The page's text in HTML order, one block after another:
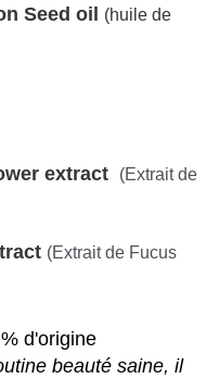
Seed oil
(huile de
extract
(Extrait de
(Extrait de Fucus
d'origine
beauté saine, il